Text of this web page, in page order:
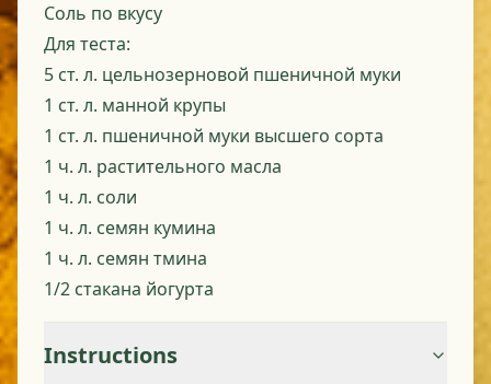
Соль по вкусу
Для теста:
5 ст. л. цельнозерновой пшеничной муки
1 ст. л. манной крупы
1 ст. л. пшеничной муки высшего сорта
1 ч. л. растительного масла
1 ч. л. соли
1 ч. л. семян кумина
1 ч. л. семян тмина
1/2 стакана йогурта
Instructions